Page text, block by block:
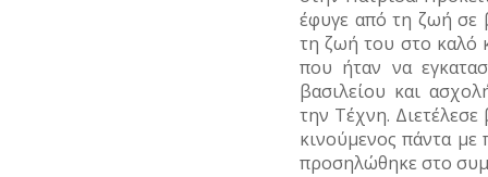
έφυγε από τη ζωή σε
τη ζωή του στο καλό
που ήταν να
βασιλείου και
την Τέχνη.
κινούμενος πάντα με
προσηλώθηκε στο